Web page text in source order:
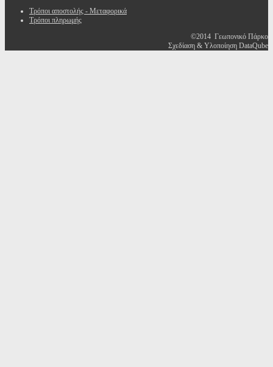
Τρόποι αποστολής - Μεταφορικά
Τρόποι πληρωμής
©2014 Γεωπονικό Πάρκο
Σχεδίαση & Υλοποίηση DataQube